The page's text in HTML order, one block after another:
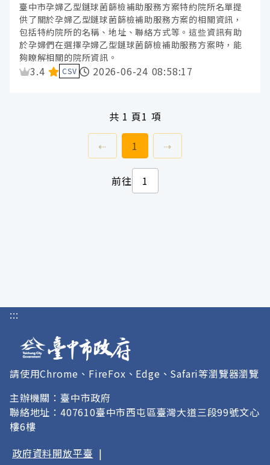
格式
標籤
臺中市孕婦乙型鏈球菌篩檢補助服務方案特約院所名單提
供了關於孕婦乙型鏈球菌篩檢補助服務方案的相關資訊，
包括特約院所的名稱、地址、聯絡方式等。這些資訊有助
於孕婦們在選擇孕婦乙型鏈球菌篩檢補助服務方案時，能
夠瞭解相關的院所資訊。
資料集評分：
3.4 CSV 2026-06-24 08:58:17
共 1 頁1 項
⇠ 上一頁前往
1 ⇢下一頁
前往
:::
請使用Chrome、FireFox、Edge、Safari等瀏覽器瀏覽
主辦機關：臺中市政府
聯絡地址：407610臺中市西屯區臺灣大道三段99號文心
樓6樓
政府資料開放平臺 |